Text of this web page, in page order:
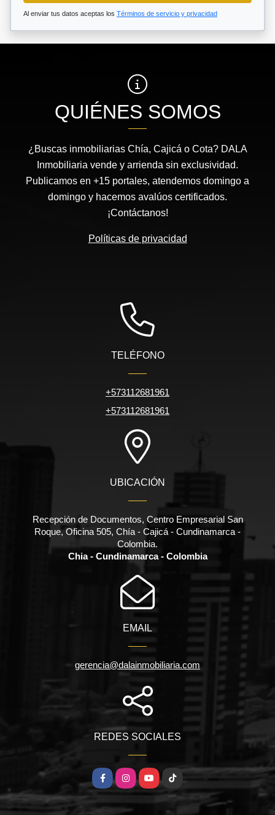
Al enviar tus datos aceptas los Términos de servicio y privacidad
QUIÉNES SOMOS
¿Buscas inmobiliarias Chía, Cajicá o Cota? DALA
Inmobiliaria vende y arrienda sin exclusividad.
Publicamos en +15 portales, atendemos domingo a
domingo y hacemos avalúos certificados.
¡Contáctanos!
Políticas de privacidad
TELÉFONO
+573112681961
+573112681961
UBICACIÓN
Recepción de Documentos, Centro Empresarial San
Roque, Oficina 505, Chía - Cajicá - Cundinamarca -
Colombia.
Chia - Cundinamarca - Colombia
EMAIL
gerencia@dalainmobiliaria.com
REDES SOCIALES
FacebookInstagramYouTube
TikTok